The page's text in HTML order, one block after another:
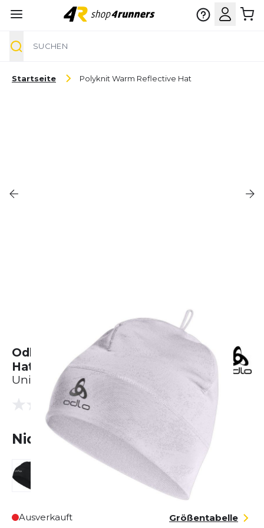
Startseite Polyknit Warm Reflective Hat
Odlo Polyknit Warm Reflective
Hat
Unisex
(0 Bewertungen)
Nicht lieferbar
Ausverkauft Größentabelle